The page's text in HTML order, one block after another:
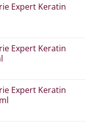
Expert Keratin
Expert Keratin
Expert Keratin